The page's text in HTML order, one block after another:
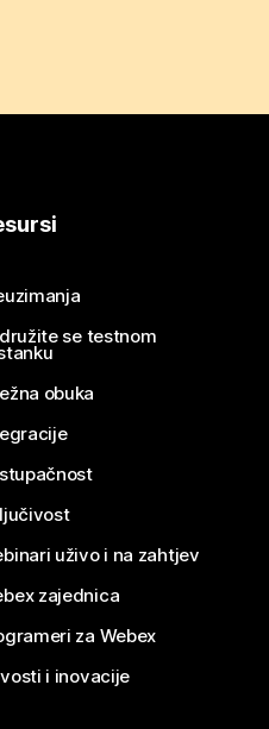
se testnom
obuka
uživo i na zahtjev
zajednica
za Webex
i inovacije